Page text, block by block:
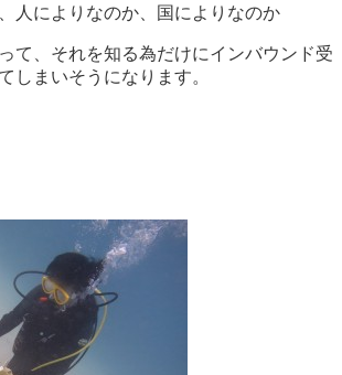
人によりなのか、国によりなのか
て、それを知る為だけにインバウンド受
しまいそうになります。